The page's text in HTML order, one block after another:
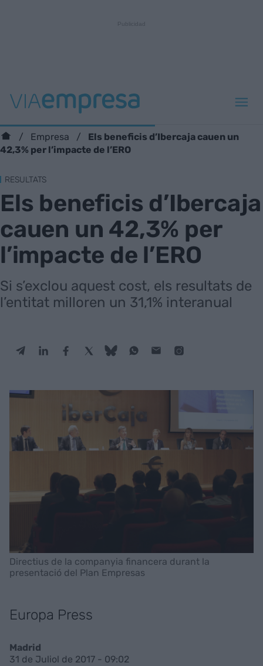
Empresa
Els beneficis d’Ibercaja cauen un
42,3% per l’impacte de l’ERO
RESULTATS
Els beneficis d’Ibercaja
cauen un 42,3% per
l’impacte de l’ERO
Si s’exclou aquest cost, els resultats de
l’entitat milloren un 31,1% interanual
Directius de la companyia financera durant la
presentació del Plan Empresas
Europa Press
Madrid
31 de Juliol de 2017 - 09:02